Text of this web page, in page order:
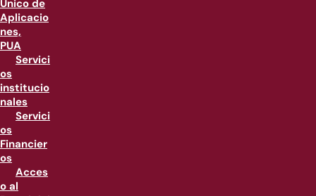
Único de
Aplicacio
nes,
PUA
Servici
os
institucio
nales
Servici
os
Financier
os
Acces
o al